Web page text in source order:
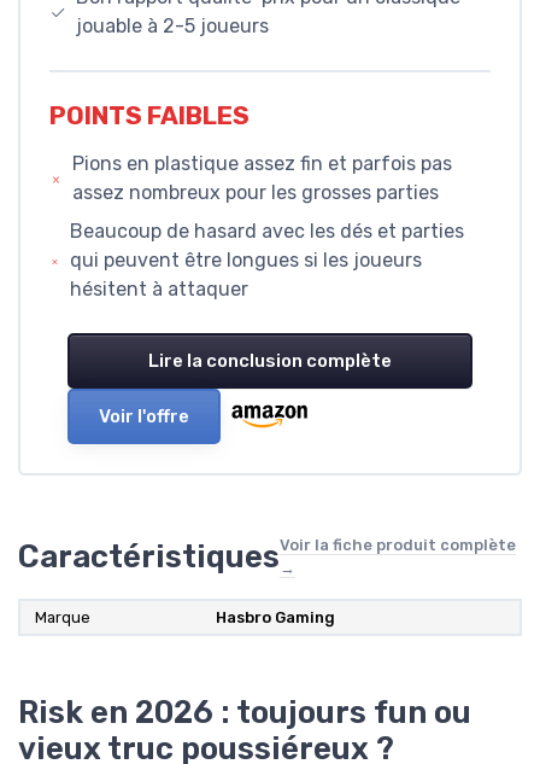
jouable à 2-5 joueurs
POINTS FAIBLES
Pions en plastique assez fin et parfois pas
assez nombreux pour les grosses parties
Beaucoup de hasard avec les dés et parties
qui peuvent être longues si les joueurs
hésitent à attaquer
Lire la conclusion complète
Voir l'offre
CaractéristiquesVoir la fiche produit complète
→
Marque Hasbro Gaming
Risk en 2026 : toujours fun ou
vieux truc poussiéreux ?